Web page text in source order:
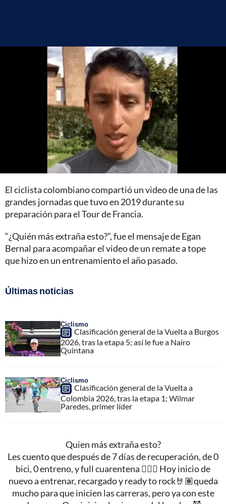
El ciclista colombiano compartió un video de una de las
grandes jornadas que tuvo en 2019 durante su
preparación para el Tour de Francia.
“¿Quién más extraña esto?”, fue el mensaje de Egan
Bernal para acompañar el video de un remate a tope
que hizo en un entrenamiento el año pasado.
Últimas noticias
Ciclismo
Clasificación general de la Vuelta a Burgos
2026, tras la etapa 5; así le fue a Nairo
Quintana
Ciclismo
Clasificación general de la Vuelta a
Colombia 2026, tras la etapa 1; Wilmar
Paredes, primer líder
Quien más extraña esto?
Les cuento que después de 7 días de recuperación, de 0
bici, 0 entreno, y full cuarentena 🤷🏾‍♂️ Hoy inicio de
nuevo a entrenar, recargado y ready to rock🤘🏽queda
mucho para que inicien las carreras, pero ya con este